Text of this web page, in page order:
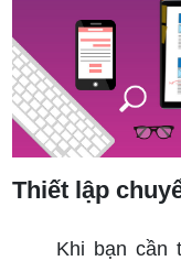
Thiết lập
Khi bạn cần